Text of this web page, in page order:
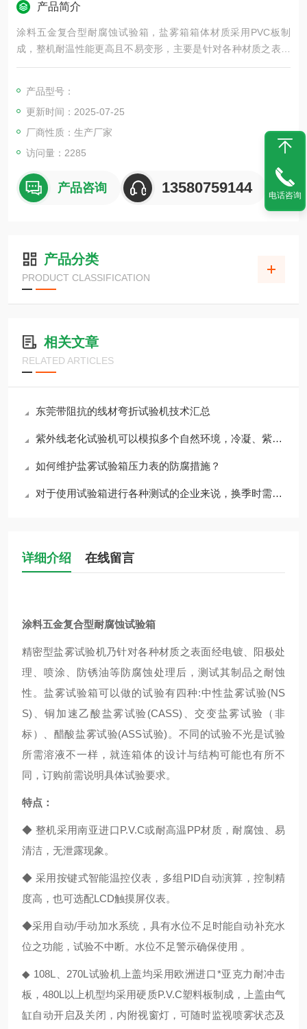
产品简介
涂料五金复合型耐腐蚀试验箱，盐雾箱箱体材质采用PVC板制
成，整机耐温性能更高且不易变形，主要是针对各种材质之表面
处理,包含涂料、电镀、无机及有面皮膜，阳极处理、防锈油等防
产品型号：
更新时间：2025-07-25
厂商性质：生产厂家
访问量：2285
产品咨询 13580759144
产品分类
PRODUCT CLASSIFICATION
相关文章
RELATED ARTICLES
东莞带阻抗的线材弯折试验机技术汇总
紫外线老化试验机可以模拟多个自然环境，冷凝、紫外辐射、淋雨三个环境
如何维护盐雾试验箱压力表的防腐措施？
对于使用试验箱进行各种测试的企业来说，换季时需要注意试验箱的使用和维护
详细介绍 在线留言
涂料五金复合型耐腐蚀试验箱
精密型盐雾试验机乃针对各种材质之表面经电镀、阳极处
理、喷涂、防锈油等防腐蚀处理后，测试其制品之耐蚀
性。盐雾试验箱可以做的试验有四种:中性盐雾试验(NS
S)、铜加速乙酸盐雾试验(CASS)、交变盐雾试验（非
标）、醋酸盐雾试验(ASS试验)。不同的试验不光是试验
所需溶液不一样，就连箱体的设计与结构可能也有所不
同，订购前需说明具体试验要求。
特点：
◆ 整机采用南亚进口P.V.C或耐高温PP材质，耐腐蚀、易
清洁，无泄露现象。
◆ 采用按键式智能温控仪表，多组PID自动演算，控制精
度高，也可选配LCD触摸屏仪表。
◆采用自动/手动加水系统，具有水位不足时能自动补充水
位之功能，试验不中断。水位不足警示确保使用 。
◆ 108L、270L试验机上盖均采用欧洲进口*亚克力耐冲击
板，480L以上机型均采用硬质P.V.C塑料板制成，上盖由气
缸自动开启及关闭，内附视窗灯，可随时监视喷雾状态及
电话咨询